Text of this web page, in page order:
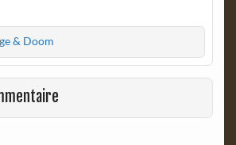
& Doom